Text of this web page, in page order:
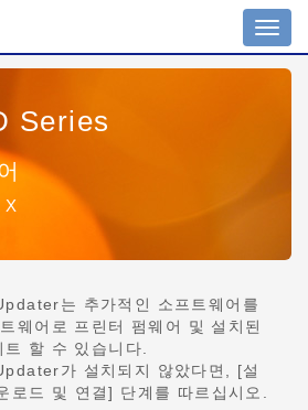
Series
X
는 추가적인 소프트웨어를
웨어로 프린터 펌웨어 및 설치된
할 수 있습니다.
가 설치되지 않았다면, [설
로드 및 연결] 단계를 따르십시오.